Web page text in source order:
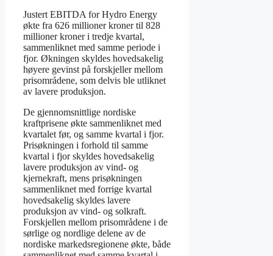
Justert EBITDA for Hydro Energy
økte fra 626 millioner kroner til 828
millioner kroner i tredje kvartal,
sammenliknet med samme periode i
fjor. Økningen skyldes hovedsakelig
høyere gevinst på forskjeller mellom
prisområdene, som delvis ble utliknet
av lavere produksjon.
De gjennomsnittlige nordiske
kraftprisene økte sammenliknet med
kvartalet før, og samme kvartal i fjor.
Prisøkningen i forhold til samme
kvartal i fjor skyldes hovedsakelig
lavere produksjon av vind- og
kjernekraft, mens prisøkningen
sammenliknet med forrige kvartal
hovedsakelig skyldes lavere
produksjon av vind- og solkraft.
Forskjellen mellom prisområdene i de
sørlige og nordlige delene av de
nordiske markedsregionene økte, både